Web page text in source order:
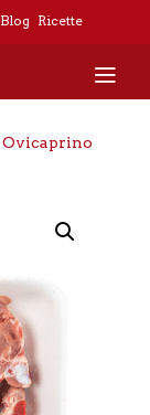
Blog Ricette
Ovicaprino